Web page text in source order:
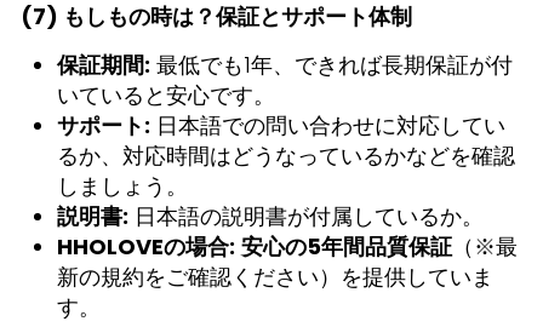
(7) もしもの時は？保証とサポート体制
保証期間: 最低でも1年、できれば長期保証が付
いていると安心です。
サポート: 日本語での問い合わせに対応してい
るか、対応時間はどうなっているかなどを確認
しましょう。
説明書: 日本語の説明書が付属しているか。
HHOLOVEの場合: 安心の5年間品質保証（※最
新の規約をご確認ください）を提供していま
す。